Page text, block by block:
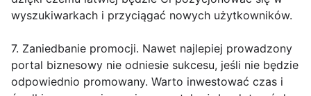
wyszukiwarkach i przyciągać nowych użytkowników.
7. Zaniedbanie promocji. Nawet najlepiej prowadzony
portal biznesowy nie odniesie sukcesu, jeśli nie będzie
odpowiednio promowany. Warto inwestować czas i